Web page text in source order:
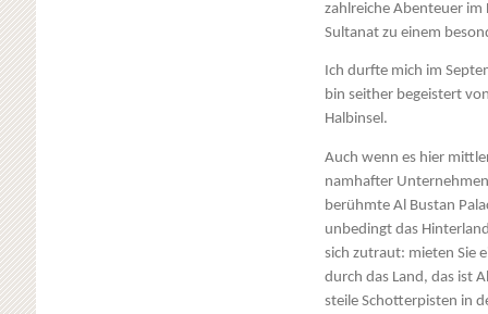
zahlreiche Abenteuer im
Sultanat zu einem
Ich durfte mich im
bin seither begeistert
Halbinsel.
Auch wenn es hier
namhafter
berühmte Al Bustan
unbedingt das
sich zutraut: mieten Sie
durch das Land, das ist
steile Schotterpisten in